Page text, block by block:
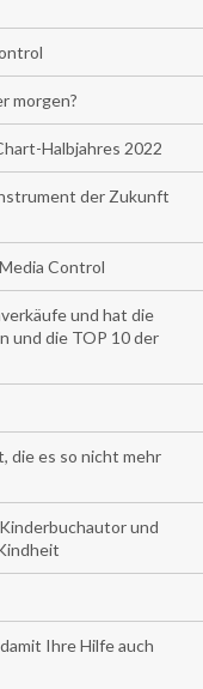
morgen?
Halbjahres 2022
der Zukunft
Control
und hat die
und die TOP 10 der
die es so nicht mehr
und
Ihre Hilfe auch